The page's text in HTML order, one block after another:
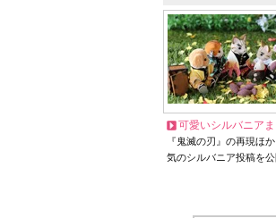
可愛いシルバニア
『鬼滅の刃』の再現ほか
気のシルバニア投稿を公